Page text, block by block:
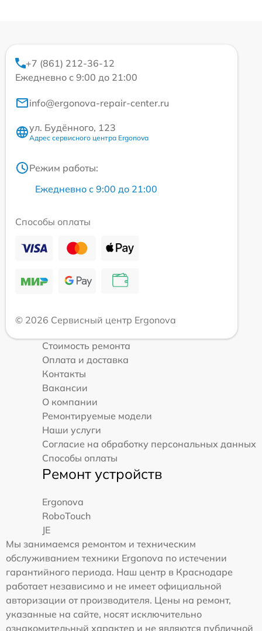
+7 (861) 212-36-12
Ежедневно с 9:00 до 21:00
info@ergonova-repair-center.ru
ул. Будённого, 123
Адрес сервисного центра Ergonova
Режим работы:
Ежедневно с 9:00 до 21:00
Способы оплаты
© 2026 Сервисный центр Ergonova
Стоимость ремонта
Оплата и доставка
Контакты
Вакансии
О компании
Ремонтируемые модели
Наши услуги
Согласие на обработку персональных данных
Способы оплаты
Ремонт устройств
Ergonova
RoboTouch
JE
Мы занимаемся ремонтом и техническим
обслуживанием техники Ergonova по истечении
гарантийного периода. Наш центр в Краснодаре
работает независимо и не имеет официальной
авторизации от производителя. Цены на ремонт,
указанные на сайте, носят исключительно
ознакомительный характер и не являются публичной